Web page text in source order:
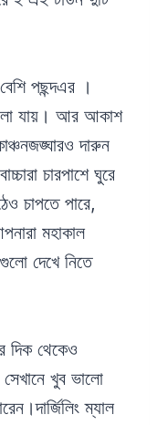
পছন্দএর ।
যায়। আর আকাশ
দারুন
চারপাশে ঘুরে
চাপতে পারে,
মহাকাল
দেখে নিতে
দিক থেকেও
খুব ভালো
ম্যাল